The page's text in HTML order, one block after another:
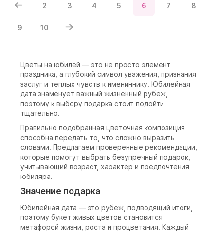
2 3 4 5 6 7 8
9 10
Цветы на юбилей — это не просто элемент
праздника, а глубокий символ уважения, признания
заслуг и теплых чувств к имениннику. Юбилейная
дата знаменует важный жизненный рубеж,
поэтому к выбору подарка стоит подойти
тщательно.
Правильно подобранная цветочная композиция
способна передать то, что сложно выразить
словами. Предлагаем проверенные рекомендации,
которые помогут выбрать безупречный подарок,
учитывающий возраст, характер и предпочтения
юбиляра.
Значение подарка
Юбилейная дата — это рубеж, подводящий итоги,
поэтому букет живых цветов становится
метафорой жизни, роста и процветания. Каждый